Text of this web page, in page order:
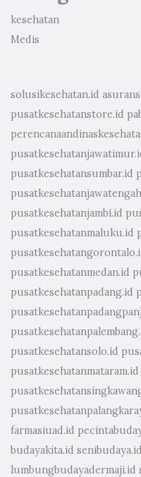
kesehatan
Medis
solusikesehatan.id
pusatkesehatanstore.id
pusatkesehatansumbar.id
pusatkesehatanjambi.id
pusatkesehatanmaluku.id
pusatkesehatanmedan.id
pusatkesehatanpadang.id
pusatkesehatansolo.id
pusatkesehatanmataram.id
farmasiuad.id
budayakita.id senibudaya.id
lumbungbudayadermaji.id